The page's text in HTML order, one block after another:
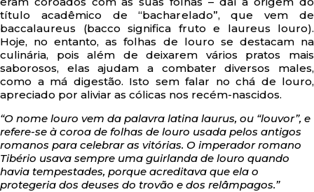
título acadêmico de “bacharelado”, que vem de
baccalaureus (bacco significa fruto e laureus louro).
Hoje, no entanto, as folhas de louro se destacam na
culinária, pois além de deixarem vários pratos mais
saborosos, elas ajudam a combater diversos males,
como a má digestão. Isto sem falar no chá de louro,
apreciado por aliviar as cólicas nos recém-nascidos.
“O nome louro vem da palavra latina laurus, ou “louvor”, e
refere-se à coroa de folhas de louro usada pelos antigos
romanos para celebrar as vitórias. O imperador romano
Tibério usava sempre uma guirlanda de louro quando
havia tempestades, porque acreditava que ela o
protegeria dos deuses do trovão e dos relâmpagos.”